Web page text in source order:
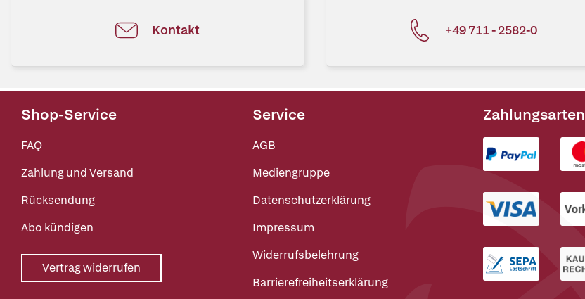
Kontakt +49 711 - 2582-0
Shop-Service
FAQ
Zahlung und Versand
Rücksendung
Abo kündigen
Vertrag widerrufen
Service
AGB
Mediengruppe
Datenschutzerklärung
Impressum
Widerrufsbelehrung
Barrierefreiheitserklärung
Zahlungsarten